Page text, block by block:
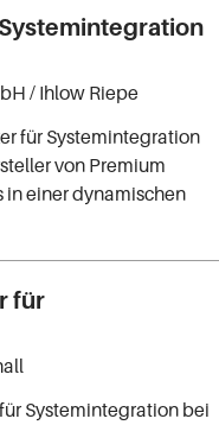
/ Ihlow Riepe
für Systemintegration
von Premium
in einer dynamischen
für
Systemintegration bei